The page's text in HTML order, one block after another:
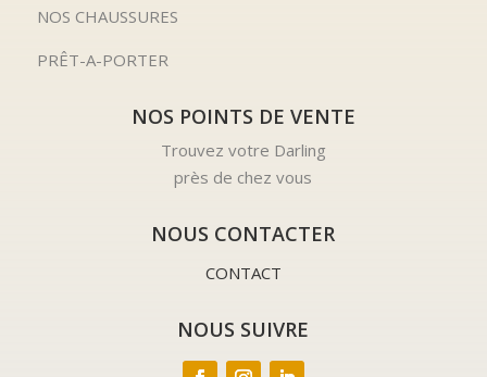
NOS CHAUSSURES
PRÊT-A-PORTER
NOS POINTS DE VENTE
Trouvez votre Darling
près de chez vous
NOUS CONTACTER
CONTACT
NOUS SUIVRE